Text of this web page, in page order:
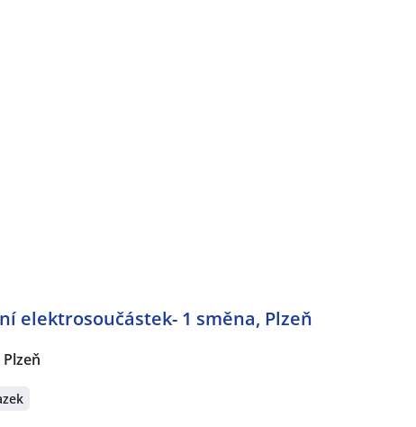
elektrosoučástek- 1 směna, Plzeň